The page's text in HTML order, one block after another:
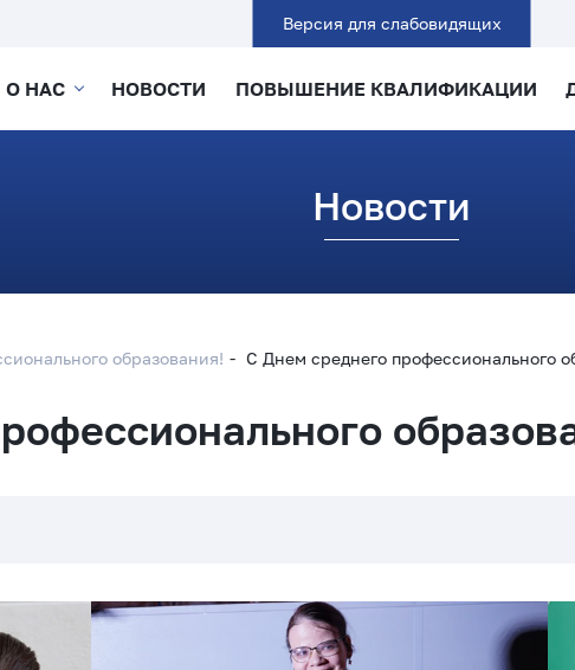
Версия для слабовидящих
О НАС НОВОСТИ ПОВЫШЕНИЕ КВАЛИФИКАЦИИ
Новости
образования! С Днем среднего профессионального